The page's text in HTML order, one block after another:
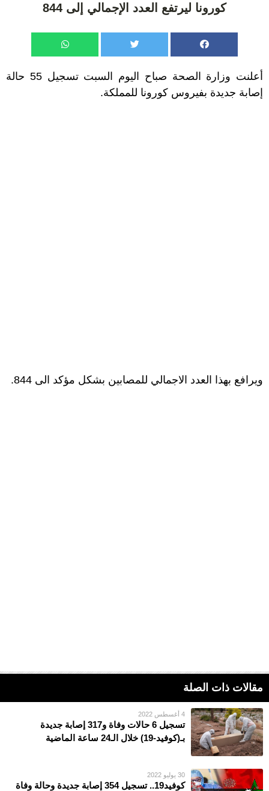
كورونا ليرتفع العدد الإجمالي إلى 844
أعلنت وزارة الصحة صباح اليوم السبت تسجيل 55 حالة
إصابة جديدة بفيروس كورونا للمملكة.
ويرافع بهذا العدد الاجمالي للمصابين بشكل مؤكد الى 844.
مقالات ذات الصلة
4 أغسطس 2022
تسجيل 6 حالات وفاة و317 إصابة جديدة
بـ(كوفيد-19) خلال الـ24 ساعة الماضية
30 يوليو 2022
كوفيد19.. تسجيل 354 إصابة جديدة وحالة وفاة